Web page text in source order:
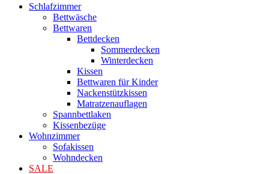
Schlafzimmer
Bettwäsche
Bettwaren
Bettdecken
Sommerdecken
Winterdecken
Kissen
Bettwaren für Kinder
Nackenstützkissen
Matratzenauflagen
Spannbettlaken
Kissenbezüge
Wohnzimmer
Sofakissen
Wohndecken
SALE